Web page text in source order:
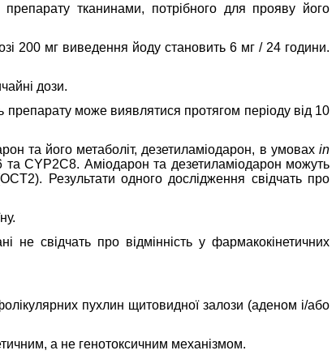
тканинами, потрібного для прояву його
200 мг виведення йоду становить 6 мг / 24 години.
дози.
препарату може виявлятися протягом періоду від 10
та його метаболіт, дезетиламіодарон, в умовах in
CYP2C8. Аміодарон та дезетиламіодарон можуть
Результати одного дослідження свідчать про
свідчать про відмінність у фармакокінетичних
пухлин щитовидної залози (аденом і/або
а не генотоксичним механізмом.